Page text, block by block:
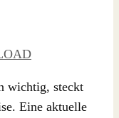
wichtig, steckt
Eine aktuelle